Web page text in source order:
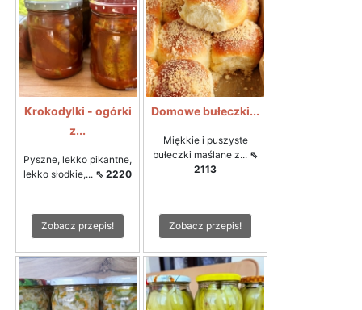
Krokodylki - ogórki
z...
Pyszne, lekko pikantne,
lekko słodkie,... ⇖ 2220
Zobacz przepis!
Domowe bułeczki...
Miękkie i puszyste
bułeczki maślane z... ⇖
2113
Zobacz przepis!